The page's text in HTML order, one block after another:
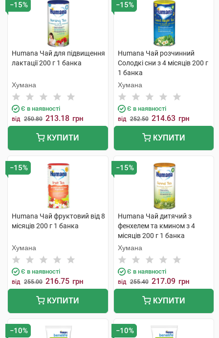
−15%
Humana Чай для підвищення
лактації 200 г 1 банка
Хумана
Є в наявності
від 250.80 213.18 грн
КУПИТИ
−15%
Humana Чай розчинний
Солодкі сни з 4 місяців 200 г
1 банка
Хумана
Є в наявності
від 252.50 214.63 грн
КУПИТИ
−15%
Humana Чай фруктовий від 8
місяців 200 г 1 банка
Хумана
Є в наявності
від 255.00 216.75 грн
КУПИТИ
−15%
Humana Чай дитячий з
фенхелем та кмином з 4
місяців 200 г 1 банка
Хумана
Є в наявності
від 255.40 217.09 грн
КУПИТИ
−10% −10%